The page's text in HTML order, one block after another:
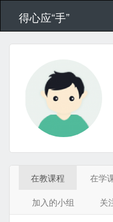
得心应“手”
在教课程 在学
加入的小组
关